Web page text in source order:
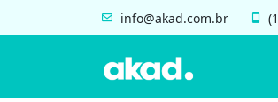
info@akad.com.br